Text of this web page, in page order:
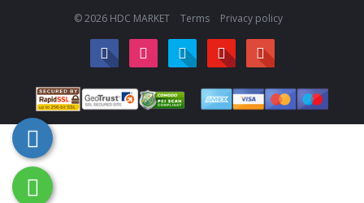
© 2026 HDC MARKET Terms Privacy policy